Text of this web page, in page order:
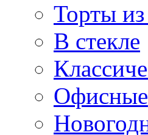
Торты из
В стекле
Офисные